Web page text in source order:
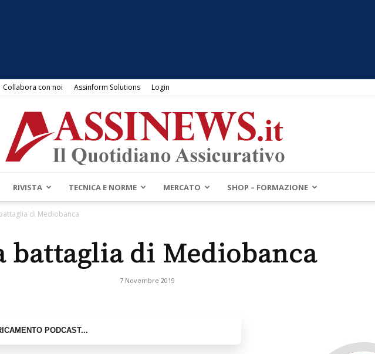
Collabora con noi Assinform Solutions Login
Assinews.it
RIVISTA TECNICA E NORME MERCATO SHOP – FORMAZIONE
di Mediobanca
battaglia di Mediobanca
7 Novembre 2019